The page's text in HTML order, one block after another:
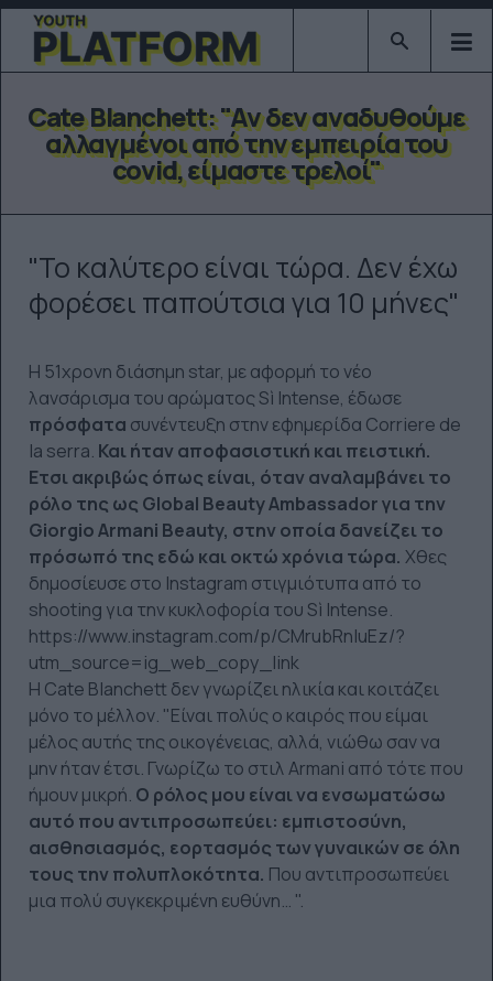
Type 2 or
Cate Blanchett: "Αν δεν αναδυθούμε
αλλαγμένοι από την εμπειρία του
covid, είμαστε τρελοί"
"Το καλύτερο είναι τώρα. Δεν έχω
φορέσει παπούτσια για 10 μήνες"
Η 51χρονη διάσημη star, με αφορμή το νέο
λανσάρισμα του αρώματος Sì Intense, έδωσε
πρόσφατα συνέντευξη στην εφημερίδα Corriere de
la serra. Και ήταν αποφασιστική και πειστική.
Ετσι ακριβώς όπως είναι, όταν αναλαμβάνει το
ρόλο της ως Global Beauty Ambassador για την
Giorgio Armani Beauty, στην οποία δανείζει το
πρόσωπό της εδώ και οκτώ χρόνια τώρα. Χθες
δημοσίευσε στο Instagram στιγμιότυπα από το
shooting για την κυκλοφορία του Sì Intense.
https://www.instagram.com/p/CMrubRnluEz/?
utm_source=ig_web_copy_link
Η Cate Blanchett δεν γνωρίζει ηλικία και κοιτάζει
μόνο το μέλλον. "Είναι πολύς ο καιρός που είμαι
μέλος αυτής της οικογένειας, αλλά, νιώθω σαν να
μην ήταν έτσι. Γνωρίζω το στιλ Armani από τότε που
ήμουν μικρή. Ο ρόλος μου είναι να ενσωματώσω
αυτό που αντιπροσωπεύει: εμπιστοσύνη,
αισθησιασμός, εορτασμός των γυναικών σε όλη
τους την πολυπλοκότητα. Που αντιπροσωπεύει
μια πολύ συγκεκριμένη ευθύνη… ".